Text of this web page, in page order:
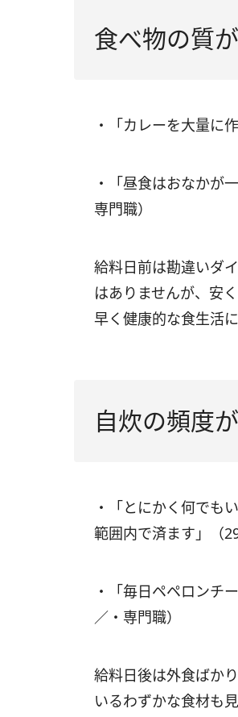
食べ物の質
・「カレーを大量に
・「昼食はおなかが
専門職）
給料日前は勘違いダ
はありませんが、安
早く健康的な食生活
自炊の頻度
・「とにかく何でも
範囲内で済ます」（
・「毎日ペペロンチ
／・専門職）
給料日後は外食ばか
いるわずかな食材も